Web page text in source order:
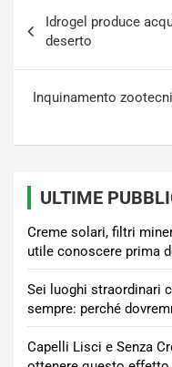
articoli
Idrogel produce
deserto
Inquinamento
ULTIME
Creme solari, filtri
utile conoscere prima
Sei luoghi straordinari
sempre: perché
Capelli Lisci e Senza